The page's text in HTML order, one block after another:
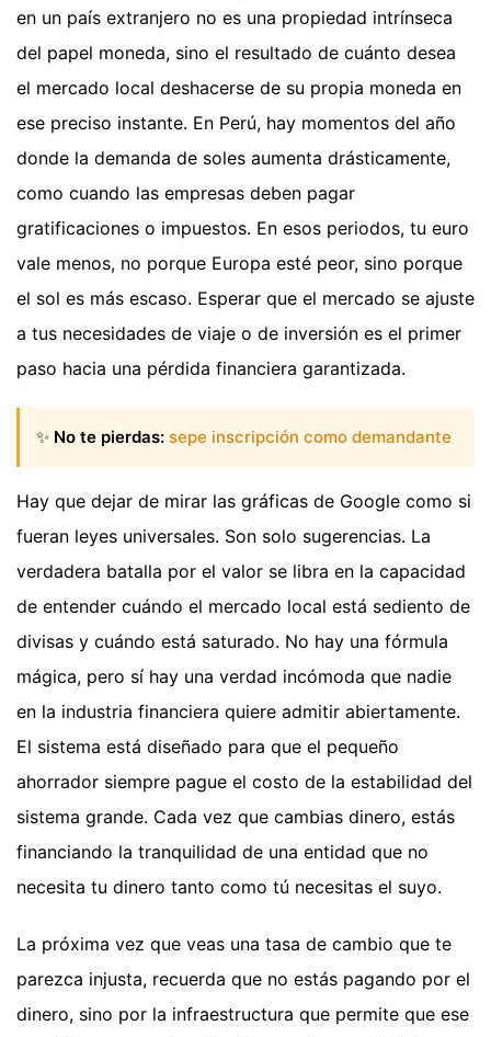
en un país extranjero no es una propiedad intrínseca
del papel moneda, sino el resultado de cuánto desea
el mercado local deshacerse de su propia moneda en
ese preciso instante. En Perú, hay momentos del año
donde la demanda de soles aumenta drásticamente,
como cuando las empresas deben pagar
gratificaciones o impuestos. En esos periodos, tu euro
vale menos, no porque Europa esté peor, sino porque
el sol es más escaso. Esperar que el mercado se ajuste
a tus necesidades de viaje o de inversión es el primer
paso hacia una pérdida financiera garantizada.
✨ No te pierdas: sepe inscripción como demandante
Hay que dejar de mirar las gráficas de Google como si
fueran leyes universales. Son solo sugerencias. La
verdadera batalla por el valor se libra en la capacidad
de entender cuándo el mercado local está sediento de
divisas y cuándo está saturado. No hay una fórmula
mágica, pero sí hay una verdad incómoda que nadie
en la industria financiera quiere admitir abiertamente.
El sistema está diseñado para que el pequeño
ahorrador siempre pague el costo de la estabilidad del
sistema grande. Cada vez que cambias dinero, estás
financiando la tranquilidad de una entidad que no
necesita tu dinero tanto como tú necesitas el suyo.
La próxima vez que veas una tasa de cambio que te
parezca injusta, recuerda que no estás pagando por el
dinero, sino por la infraestructura que permite que ese